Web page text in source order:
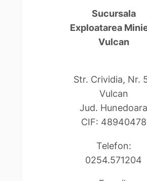
Sucursala
Exploatarea
Vulcan
Str. Crividia, Nr.
Vulcan
Jud. Hunedoara
CIF: 48940478
Telefon:
0254.571204